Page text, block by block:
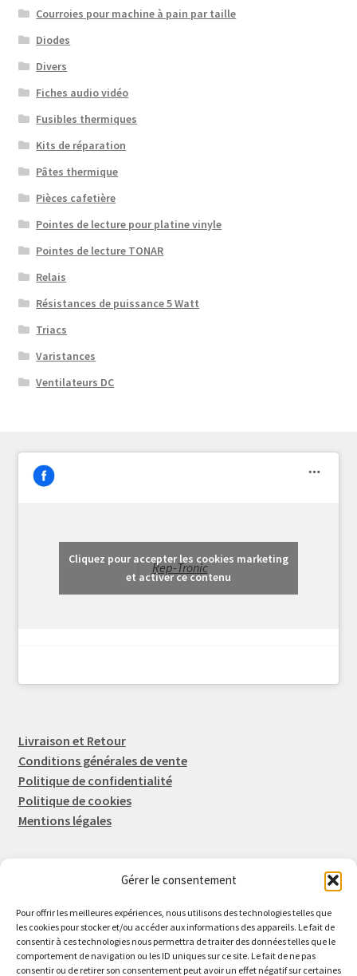
Gérer le consentement
Pour offrir les meilleures expériences, nous utilisons des technologies telles que
les cookies pour stocker et/ou accéder aux informations des appareils. Le fait de
consentir à ces technologies nous permettra de traiter des données telles que le
comportement de navigation ou les ID uniques sur ce site. Le fait de ne pas
consentir ou de retirer son consentement peut avoir un effet négatif sur certaines
Courroies pour machine à pain par taille
Diodes
Divers
Fiches audio vidéo
Fusibles thermiques
Kits de réparation
Pâtes thermique
Pièces cafetière
Pointes de lecture pour platine vinyle
Pointes de lecture TONAR
Relais
Résistances de puissance 5 Watt
Triacs
Varistances
Ventilateurs DC
Rep-Tronic
Cliquez pour accepter les cookies marketing
et activer ce contenu
Livraison et Retour
Conditions générales de vente
Politique de confidentialité
Politique de cookies
Mentions légales
Eric FORTIER EI
16 Rue de l'Espérance
14600 Honfleur
02 61 82 01 89